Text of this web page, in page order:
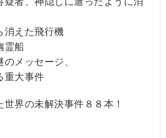
消えた飛行機
霊船
のメッセージ、
重大事件
界の未解決事件８８本！